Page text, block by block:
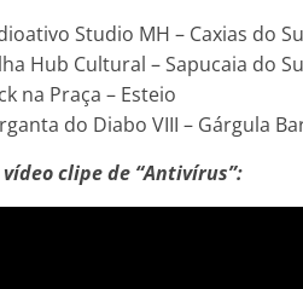
Studio MH – Caxias do
Hub Cultural – Sapucaia do
na Praça – Esteio
do Diabo VIII – Gárgula
clipe de “Antivírus”: